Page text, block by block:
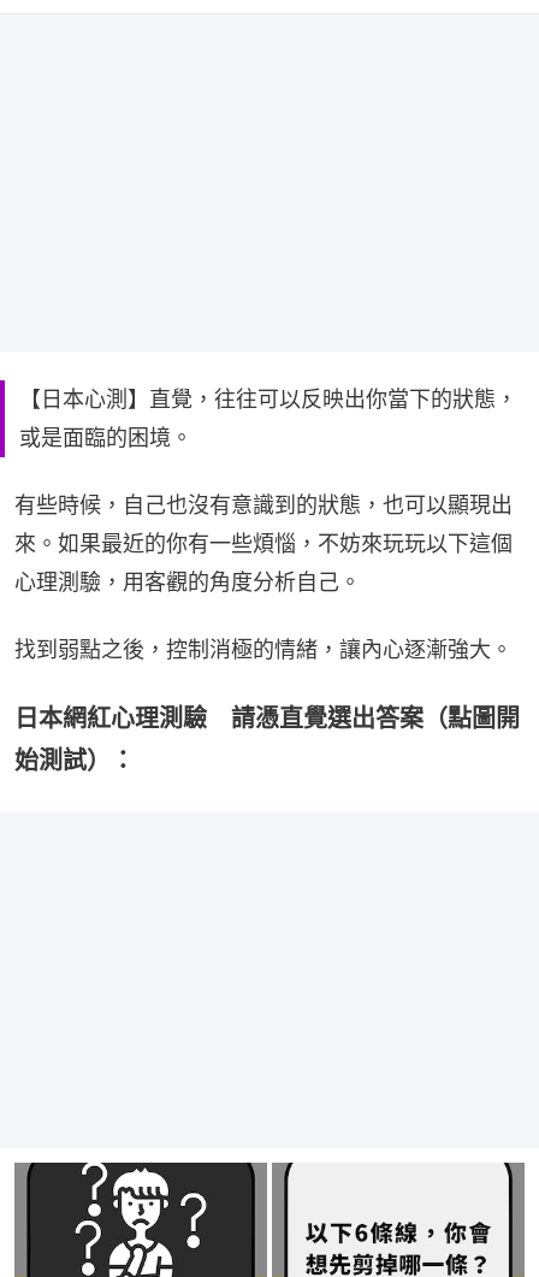
【日本心測】直覺，往往可以反映出你當下的狀態，
或是面臨的困境。
有些時候，自己也沒有意識到的狀態，也可以顯現出
來。如果最近的你有一些煩惱，不妨來玩玩以下這個
心理測驗，用客觀的角度分析自己。
找到弱點之後，控制消極的情緒，讓內心逐漸強大。
日本網紅心理測驗 請憑直覺選出答案（點圖開
始測試）：